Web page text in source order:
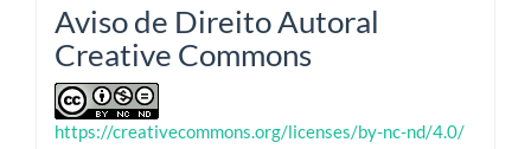
Aviso de Direito Autoral
Creative Commons
https://creativecommons.org/licenses/by-nc-nd/4.0/